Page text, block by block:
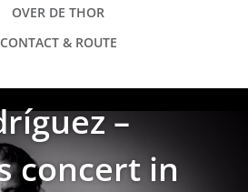
OVER DE THOR
CONTACT & ROUTE
–
concert in